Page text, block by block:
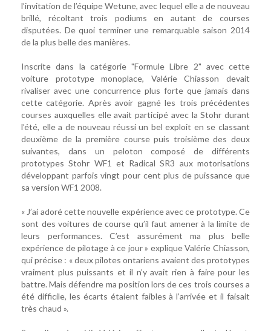
l’invitation de l’équipe Wetune, avec lequel elle a de nouveau
brillé, récoltant trois podiums en autant de courses
disputées. De quoi terminer une remarquable saison 2014
de la plus belle des manières.
Inscrite dans la catégorie "Formule Libre 2" avec cette
voiture prototype monoplace, Valérie Chiasson devait
rivaliser avec une concurrence plus forte que jamais dans
cette catégorie. Après avoir gagné les trois précédentes
courses auxquelles elle avait participé avec la Stohr durant
l’été, elle a de nouveau réussi un bel exploit en se classant
deuxième de la première course puis troisième des deux
suivantes, dans un peloton composé de différents
prototypes Stohr WF1 et Radical SR3 aux motorisations
développant parfois vingt pour cent plus de puissance que
sa version WF1 2008.
« J’ai adoré cette nouvelle expérience avec ce prototype. Ce
sont des voitures de course qu’il faut amener à la limite de
leurs performances. C’est assurément ma plus belle
expérience de pilotage à ce jour » explique Valérie Chiasson,
qui précise : « deux pilotes ontariens avaient des prototypes
vraiment plus puissants et il n’y avait rien à faire pour les
battre. Mais défendre ma position lors de ces trois courses a
été difficile, les écarts étaient faibles à l’arrivée et il faisait
très chaud ».